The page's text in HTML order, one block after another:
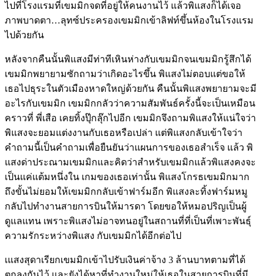
ไปที่โรงแรมที่เขมมิกจดที่อยู่ให้คนงานไว้ แล้วพิแสงก็ได้เจอ
ภาพบาดตา…ลุทซ์ประครองเขมมิกเข้าลิฟท์ขึ้นห้องในโรงแรม
ไปด้วยกัน
หลังจากคืนนั้นพิแสงมีท่าทีเหินห่างกับเขมมิกจนเขมมิกรู้สึกได้
เขมมิกพยายามซักถามว่าเกิดอะไรขึ้น พิแสงไม่ตอบแต่ขอให้
เธอไปธุระในตัวเมืองหาดใหญ่ด้วยกัน คืนนั้นพิแสงพยายามจะมี
อะไรกับเขมมิก เขมมิกกลัวว่าความสัมพันธ์ครั้งนี้จะเป็นเหมือน
คราวที่ พี่เสือ เคยทิ้งปุ๊กลุ๊กไปอีก เขมมิกจึงถามพิแสงให้แน่ใจว่า
พิแสงจะยอมแต่งงานกับเธอหรือเปล่า แต่พิแสงกลับเข้าใจว่า
คำถามนี้เป็นคำถามเพื่อยืนยันว่าแผนการของเธอสำเร็จ แล้ว พิ
แสงด่าประณามเขมมิกและคิดว่าสำหรับเขมมิกแล้วพิแสงคงจะ
เป็นแค่แต้มหนึ่งใน เกมของเธอเท่านั้น พิแสงโกรธเขมมิกมาก
ถึงขั้นไม่ยอมให้เขมมิกกลับเข้าฟาร์มอีก พิแสงละทิ้งฟาร์มหมู
กลับไปทำงานสายการบินให้มารดา โดยขอให้หมอปริญเป็นผู้
ดูแลแทน เพราะพิแสงไม่อาจทนอยู่ในสถานที่ที่เป็นที่เพาะพันธุ์
ความรักระหว่างพิแสง กับเขมมิกได้อีกต่อไป
เแสงสุดาเรียกเขมมิกเข้าไปรับเงินค่าจ้าง 3 ล้านบาทตามที่ได้